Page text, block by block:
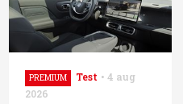
PREMIUM Test
4 aug
2026